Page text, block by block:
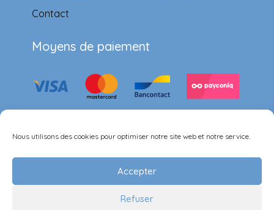
Nous utilisons des cookies pour optimiser notre site web et notre service.
Accepter
Refuser
Contact
Moyens de paiement
©Ernest & Célestine all rights reserved.